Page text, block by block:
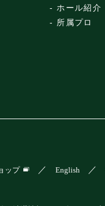
ホール紹介
所属プロ
ップ English